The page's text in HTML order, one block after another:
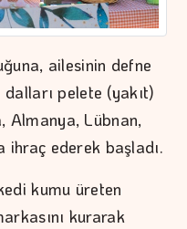
ailesinin defne
pelete (yakıt)
Almanya, Lübnan,
ederek başladı.
kumu üreten
kurarak